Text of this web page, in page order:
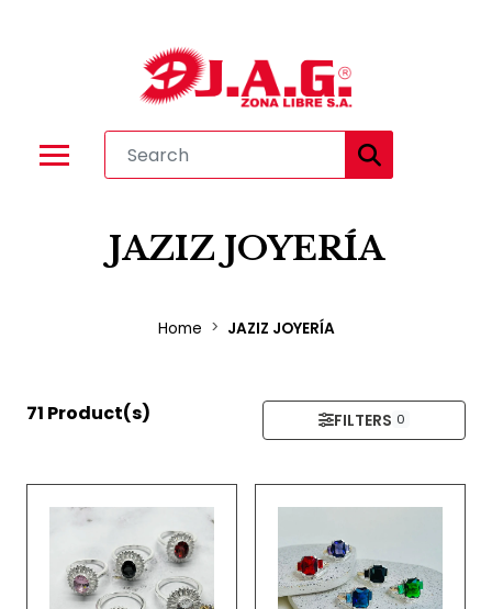
JAZIZ JOYERÍA
Home JAZIZ JOYERÍA
71 Product(s) FILTERS 0